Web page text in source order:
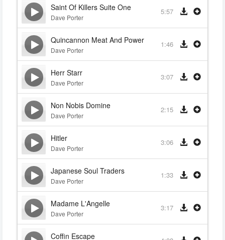
Saint Of Killers Suite One
Dave Porter
5:57
Quincannon Meat And Power
Dave Porter
1:46
Herr Starr
Dave Porter
3:07
Non Nobis Domine
Dave Porter
2:15
Hitler
Dave Porter
3:06
Japanese Soul Traders
Dave Porter
1:33
Madame L'Angelle
Dave Porter
3:17
Coffin Escape